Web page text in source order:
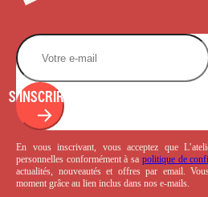
S'INSCRIRE
En vous inscrivant, vous acceptez que
personnelles conformément à sa politique de
actualités, nouveautés et offres par email.
moment grâce au lien inclus dans nos e-mails.